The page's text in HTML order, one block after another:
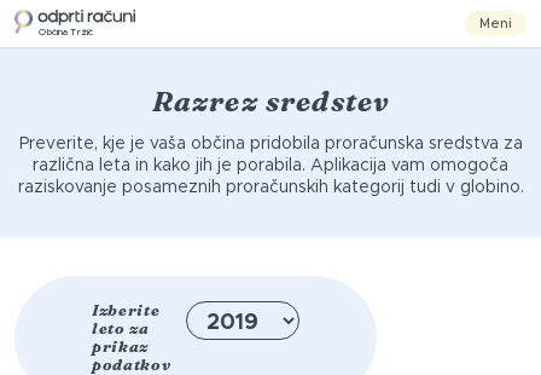
Občina Tržič
Meni
Razrez sredstev
Preverite, kje je vaša občina pridobila proračunska sredstva za
različna leta in kako jih je porabila. Aplikacija vam omogoča
raziskovanje posameznih proračunskih kategorij tudi v globino.
Izberite
leto za
prikaz
podatkov